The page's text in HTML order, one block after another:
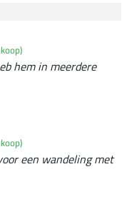
hem in meerdere
een wandeling met